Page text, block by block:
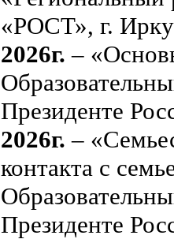
«РОСТ», г.
2026г. –
Президенте
2026г. –
контакта с
Президенте